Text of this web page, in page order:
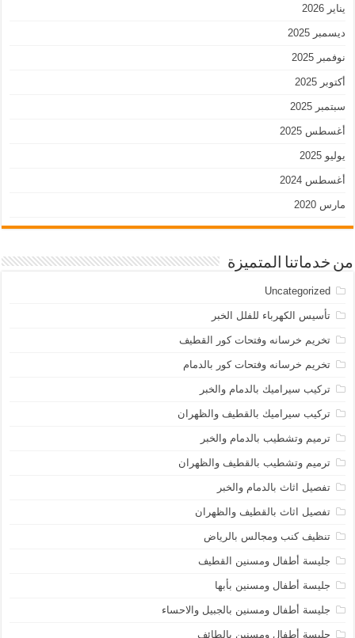
يناير 2026
ديسمبر 2025
نوفمبر 2025
أكتوبر 2025
سبتمبر 2025
أغسطس 2025
يوليو 2025
أغسطس 2024
مارس 2020
من خدماتنا المتميزة
Uncategorized
تأسيس الكهرباء للفلل الخبر
تخريم خرسانه وفتحات كور القطيف
تخريم خرسانه وفتحات كور بالدمام
تركيب سيراميك بالدمام والخبر
تركيب سيراميك بالقطيف والظهران
ترميم وتشطيب بالدمام والخبر
ترميم وتشطيب بالقطيف والظهران
تفصيل اثاث بالدمام والخبر
تفصيل اثاث بالقطيف والظهران
تنظيف كنب ومجالس بالرياض
جليسة أطفال ومسنين القطيف
جليسة أطفال ومسنين بأبها
جليسة أطفال ومسنين بالجبيل والاحساء
جليسة أطفال ومسنين بالطائف